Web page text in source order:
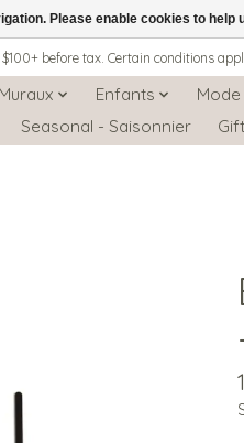
before tax. Certain conditions
Enfants Mode
Seasonal - Saisonnier
Please enable cookies to help